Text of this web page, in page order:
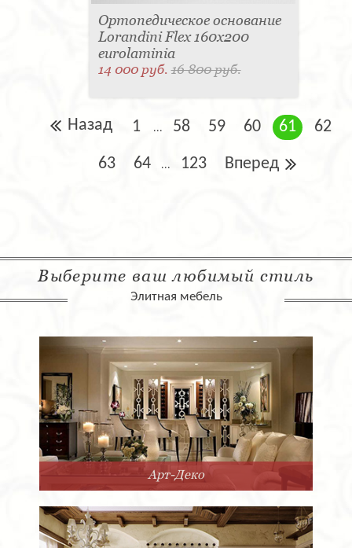
Ортопедическое основание
Lorandini Flex 160x200
eurolaminia
14 000 руб.16 800 руб.
Назад 1 ... 58 59 60 61 62
63 64 ... 123 Вперед
Выберите ваш любимый стиль
Элитная мебель
Арт-Деко